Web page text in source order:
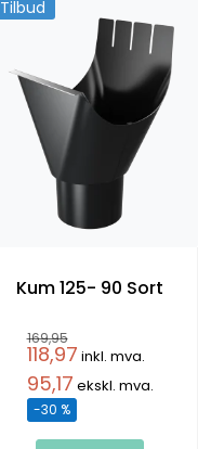
Tilbud
Kum 125- 90 Sort
169,95
118,97 inkl. mva.
95,17 ekskl. mva.
-30 %